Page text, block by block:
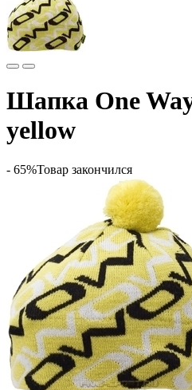
Шапка One
yellow
- 65%Товар закончился